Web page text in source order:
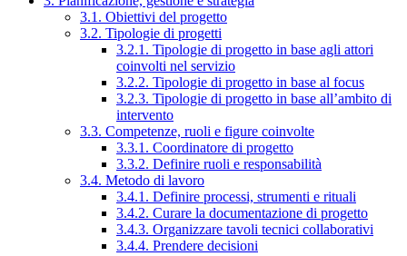
3.1. Obiettivi del progetto
3.2. Tipologie di progetti
3.2.1. Tipologie di progetto in base agli attori
coinvolti nel servizio
3.2.2. Tipologie di progetto in base al focus
3.2.3. Tipologie di progetto in base all’ambito di
intervento
3.3. Competenze, ruoli e figure coinvolte
3.3.1. Coordinatore di progetto
3.3.2. Definire ruoli e responsabilità
3.4. Metodo di lavoro
3.4.1. Definire processi, strumenti e rituali
3.4.2. Curare la documentazione di progetto
3.4.3. Organizzare tavoli tecnici collaborativi
3.4.4. Prendere decisioni